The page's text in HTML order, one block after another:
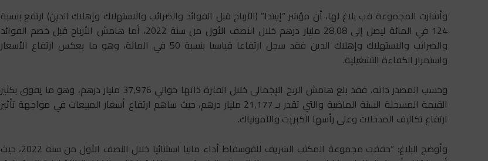
وأشارت المجموعة فب بلاغ لها، أن مؤشر “إبيتدا” (الأرباح قبل الفوائد والضرائب والاستهلاك وإهلاك الدين) ارتفع بنسبة
124 في المائة ليصل إلى 28,08 مليار درهم خلال النصف الأول من سنة 2022، أما هامش الأرباح قبل خصم الفوائد
والضرائب والاستهلاك وإهلاك الدين فقد سجل ارتفاعا قياسيا بنسبة 50 في المائة، وهو ما يعكس ارتفاع الأسعار
واستمرار الكفاءة التشغيلية.
وحسب المصدر ذاته، فقد بلغ هامش الربح الإجمالي خلال الفترة ذاتها حوالي 37,976 مليار درهم، وهو ما يفوق بكثير
القيمة المسجلة السنة الماضية والتي تقدر بـ 21,177 مليار درهم، حيث ساهم ارتفاع أسعار المبيعات في مواجهة تأثير
ارتفاع تكاليف المدخلات وعلى رأسها الكبريت والأمونياك.
وأوضح البلاغ: “حققت مجموعة المكتب الشريف للفوسفاط أداء ماليا استثنائيا خلال النصف الأول من سنة 2022، حيث